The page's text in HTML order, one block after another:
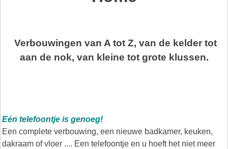
Verbouwingen van A tot Z, van de kelder tot
aan de nok, van kleine tot grote klussen.
Eén telefoontje is genoeg!
Een complete verbouwing, een nieuwe badkamer, keuken,
dakraam of vloer .... Een telefoontje en u hoeft het niet meer